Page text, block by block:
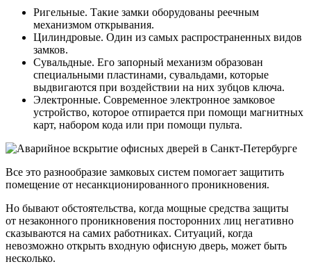
Ригельные. Такие замки оборудованы реечным
механизмом открывания.
Цилиндровые. Один из самых распространенных видов
замков.
Сувальдные. Его запорный механизм образован
специальными пластинами, сувальдами, которые
выдвигаются при воздействии на них зубцов ключа.
Электронные. Современное электронное замковое
устройство, которое отпирается при помощи магнитных
карт, набором кода или при помощи пульта.
Все это разнообразие замковых систем помогает защитить
помещение от несанкционированного проникновения.
Но бывают обстоятельства, когда мощные средства защиты
от незаконного проникновения посторонних лиц негативно
сказываются на самих работниках. Ситуаций, когда
невозможно открыть входную офисную дверь, может быть
несколько.